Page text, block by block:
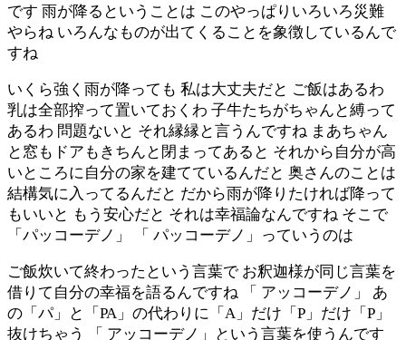
です 雨が降るということは このやっぱりいろいろ災難
やらね いろんなものが出てくることを象徴しているんで
すね
いくら強く雨が降っても 私は大丈夫だと ご飯はあるわ
乳は全部搾って置いておくわ 子牛たちがちゃんと縛って
あるわ 問題ないと それ縁縁と言うんですね まあちゃん
と窓もドアもきちんと閉まってあると それから自分が高
いところに自分の家を建てているんだと 奥さんのことは
結構気に入ってるんだと だから雨が降りたければ降って
もいいと もう安心だと それは幸福論なんですね そこで
「パッコーデノ」 「 パッコーデノ」っていうのは
ご飯炊いて終わったという言葉で お釈迦様が同じ言葉を
借りて自分の幸福を語るんですね 「 アッコーデノ」 あ
の「パ」と「PA」の代わりに「A」だけ「P」だけ「P」
抜けちゃう 「 アッコーデノ」という言葉を使うんです